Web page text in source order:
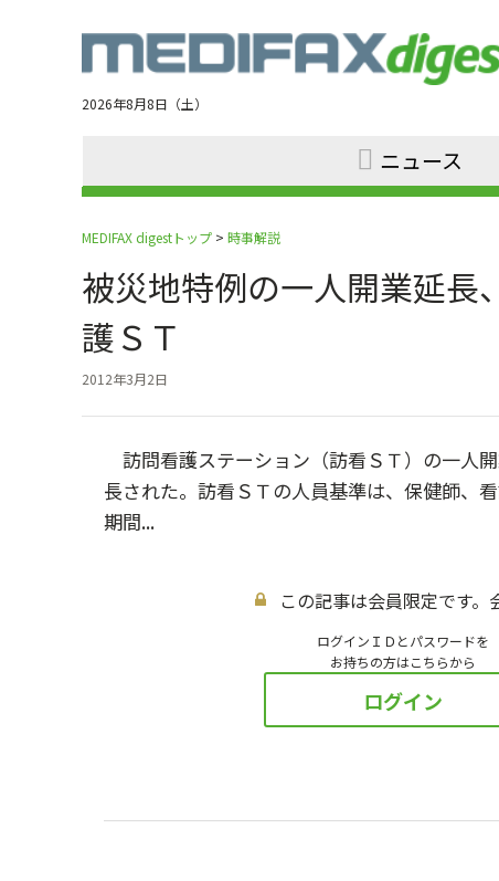
navigation
2026年8月8日（土）
ニュース
MEDIFAX digestトップ > 時事解説
被災地特例の一人開業延
護ＳＴ
2012年3月2日
訪問看護ステーション（訪看ＳＴ）の一人
長された。訪看ＳＴの人員基準は、保健師、
期間...
この記事は会員限定です。
ログインＩＤとパスワードを
お持ちの方はこちらから
ログイン